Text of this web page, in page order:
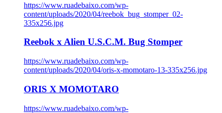
https://www.ruadebaixo.com/wp-
content/uploads/2020/04/reebok_bug_stomper_02-
335x256.jpg
Reebok x Alien U.S.C.M. Bug Stomper
https://www.ruadebaixo.com/wp-
content/uploads/2020/04/oris-x-momotaro-13-335x256.jpg
ORIS X MOMOTARO
https://www.ruadebaixo.com/wp-